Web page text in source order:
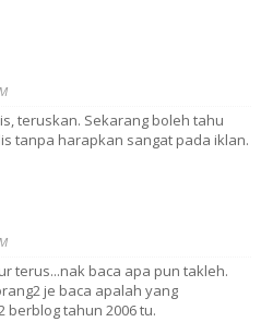
teruskan. Sekarang boleh tahu
tanpa harapkan sangat pada iklan.
terus...nak baca apa pun takleh.
je baca apalah yang
berblog tahun 2006 tu.